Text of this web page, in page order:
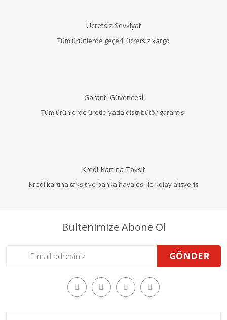
Ücretsiz Sevkiyat
Tüm ürünlerde geçerli ücretsiz kargo
Garanti Güvencesi
Tüm ürünlerde üretici yada distribütör garantisi
Kredi Kartına Taksit
Kredi kartına taksit ve banka havalesi ile kolay alışveriş
Bültenimize Abone Ol
GÖNDER